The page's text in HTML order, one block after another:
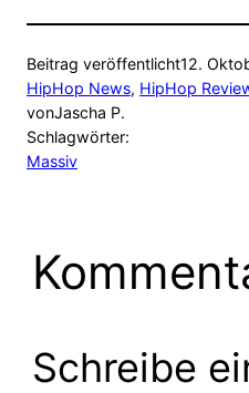
Beitrag veröffentlicht12.
HipHop News, HipHop
vonJascha P.
Schlagwörter:
Massiv
Schreibe